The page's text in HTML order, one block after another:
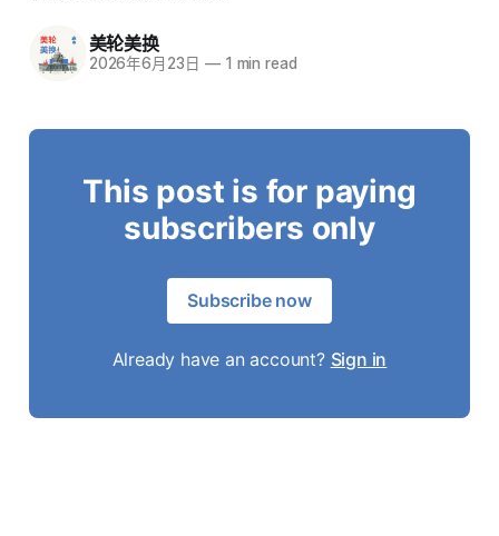
美轮美换
2026年6月23日 —1 min read
This post is for paying
subscribers only
Subscribe now
Already have an account? Sign in